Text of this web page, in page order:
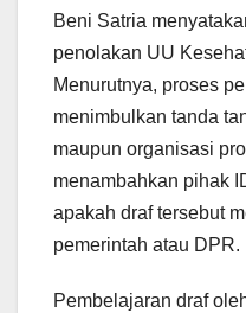
Beni Satria
penolakan UU
Menurutnya, proses
menimbulkan tanda
maupun organisasi
menambahkan pihak
apakah draf tersebut
pemerintah atau DPR.
Pembelajaran draf